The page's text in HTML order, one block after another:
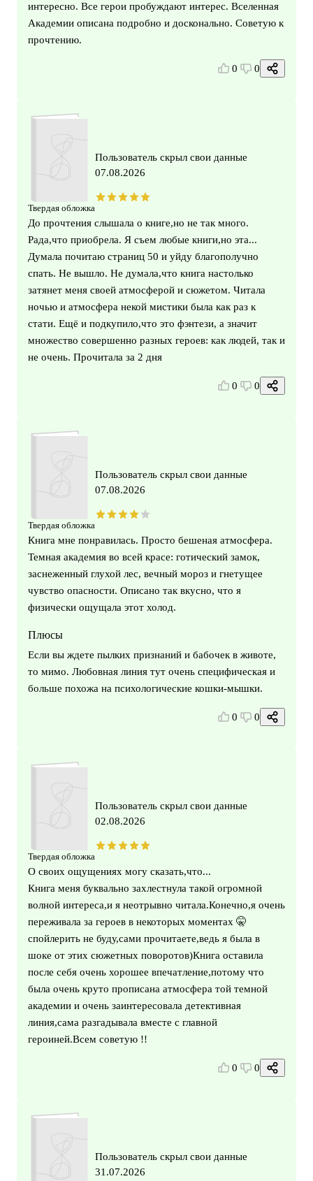
интересно. Все герои пробуждают интерес. Вселенная
Академии описана подробно и досконально. Советую к
прочтению.
0 0
Твердая обложка
Пользователь скрыл свои данные
07.08.2026
До прочтения слышала о книге,но не так много.
Рада,что приобрела. Я съем любые книги,но эта...
Думала почитаю страниц 50 и уйду благополучно
спать. Не вышло. Не думала,что книга настолько
затянет меня своей атмосферой и сюжетом. Читала
ночью и атмосфера некой мистики была как раз к
стати. Ещё и подкупило,что это фэнтези, а значит
множество совершенно разных героев: как людей, так и
не очень. Прочитала за 2 дня
0 0
Твердая обложка
Пользователь скрыл свои данные
07.08.2026
Книга мне понравилась. Просто бешеная атмосфера.
Темная академия во всей красе: готический замок,
заснеженный глухой лес, вечный мороз и гнетущее
чувство опасности. Описано так вкусно, что я
физически ощущала этот холод.
Плюсы
Если вы ждете пылких признаний и бабочек в животе,
то мимо. Любовная линия тут очень специфическая и
больше похожа на психологические кошки-мышки.
0 0
Твердая обложка
Пользователь скрыл свои данные
02.08.2026
О своих ощущениях могу сказать,что...
Книга меня буквально захлестнула такой огромной
волной интереса,и я неотрывно читала.Конечно,я очень
переживала за героев в некоторых моментах 🤫
спойлерить не буду,сами прочитаете,ведь я была в
шоке от этих сюжетных поворотов)Книга оставила
после себя очень хорошее впечатление,потому что
была очень круто прописана атмосфера той темной
академии и очень заинтересовала детективная
линия,сама разгадывала вместе с главной
героиней.Всем советую !!
0 0
Пользователь скрыл свои данные
31.07.2026